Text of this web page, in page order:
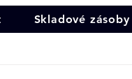
Skladové zásoby